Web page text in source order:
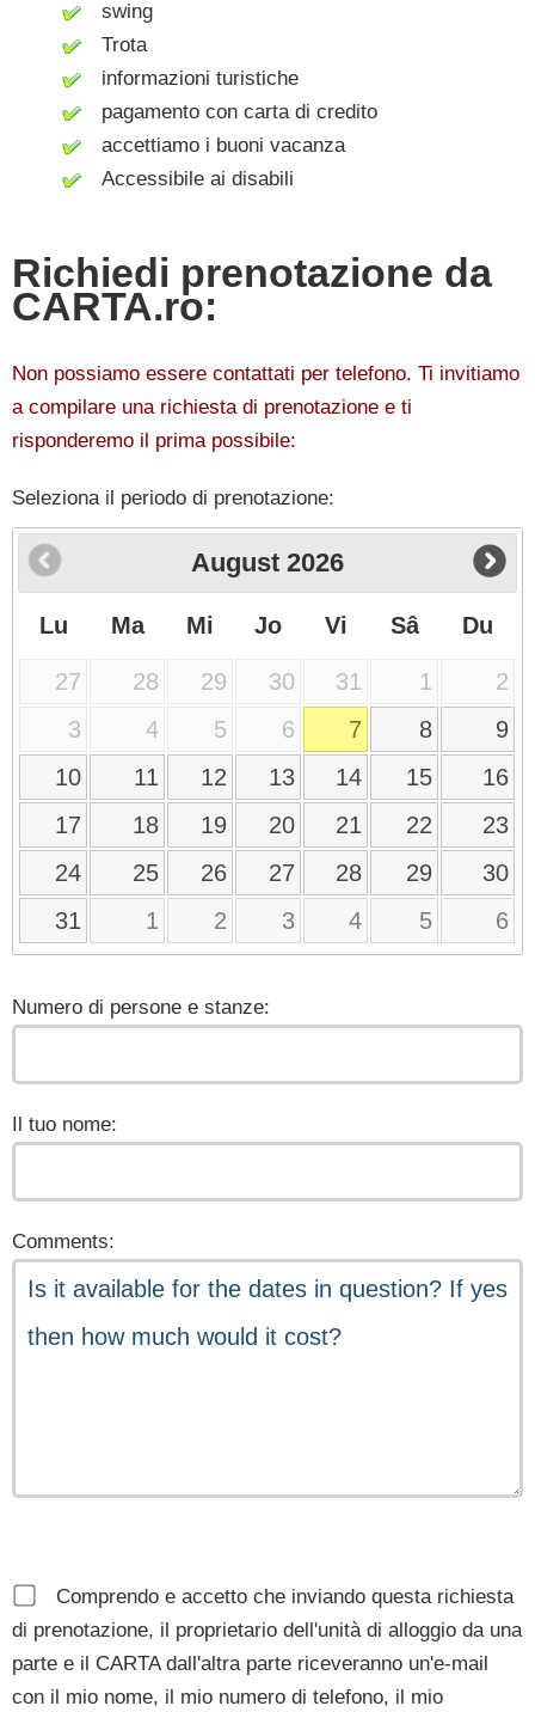
swing
Trota
informazioni turistiche
pagamento con carta di credito
accettiamo i buoni vacanza
Accessibile ai disabili
Richiedi prenotazione da
CARTA.ro:
Non possiamo essere contattati per telefono. Ti invitiamo
a compilare una richiesta di prenotazione e ti
risponderemo il prima possibile:
Seleziona il periodo di prenotazione:
August 2026
Lu Ma Mi Jo Vi Sâ Du
27 28 29 30 31 1
2
3
4 5 6 7 8
9
10
11 12 13 14 15
16
17
18 19 20 21 22
23
24
25 26 27 28 29
30
31
1 2 3 4 5 6
Numero di persone e stanze:
Il tuo nome:
Comments:
Comprendo e accetto che inviando questa richiesta
di prenotazione, il proprietario dell'unità di alloggio da una
parte e il CARTA dall'altra parte riceveranno un'e-mail
con il mio nome, il mio numero di telefono, il mio